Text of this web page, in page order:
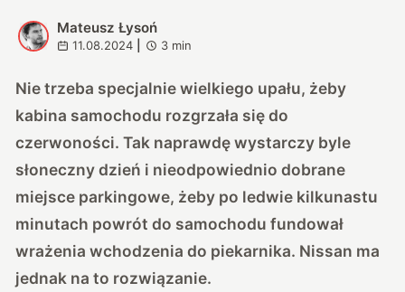
M
Mateusz Łysoń
11.08.2024 3 min
Nie trzeba specjalnie wielkiego upału, żeby
kabina samochodu rozgrzała się do
czerwoności. Tak naprawdę wystarczy byle
słoneczny dzień i nieodpowiednio dobrane
miejsce parkingowe, żeby po ledwie kilkunastu
minutach powrót do samochodu fundował
wrażenia wchodzenia do piekarnika. Nissan ma
jednak na to rozwiązanie.